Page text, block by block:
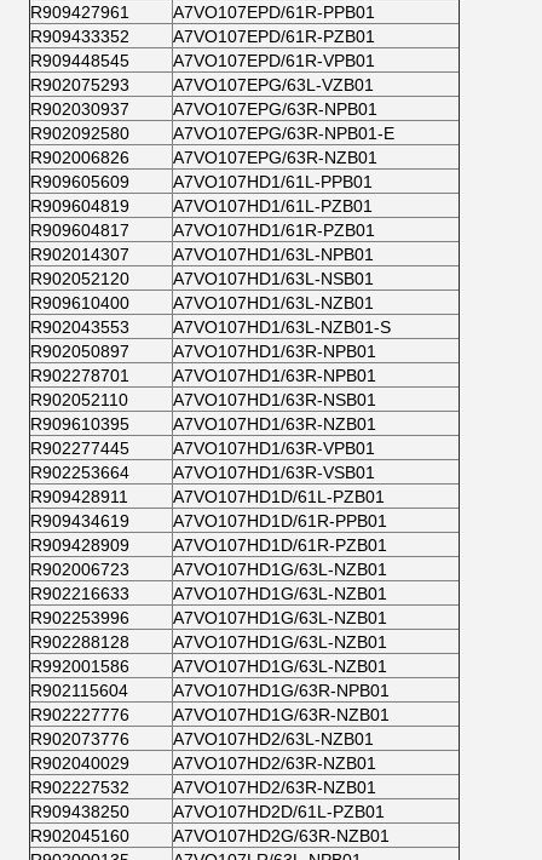
R909427961
A7VO107EPD/61R-PPB01
R909433352
A7VO107EPD/61R-PZB01
R909448545
A7VO107EPD/61R-VPB01
R902075293
A7VO107EPG/63L-VZB01
R902030937
A7VO107EPG/63R-NPB01
R902092580
A7VO107EPG/63R-NPB01-E
R902006826
A7VO107EPG/63R-NZB01
R909605609
A7VO107HD1/61L-PPB01
R909604819
A7VO107HD1/61L-PZB01
R909604817
A7VO107HD1/61R-PZB01
R902014307
A7VO107HD1/63L-NPB01
R902052120
A7VO107HD1/63L-NSB01
R909610400
A7VO107HD1/63L-NZB01
R902043553
A7VO107HD1/63L-NZB01-S
R902050897
A7VO107HD1/63R-NPB01
R902278701
A7VO107HD1/63R-NPB01
R902052110
A7VO107HD1/63R-NSB01
R909610395
A7VO107HD1/63R-NZB01
R902277445
A7VO107HD1/63R-VPB01
R902253664
A7VO107HD1/63R-VSB01
R909428911
A7VO107HD1D/61L-PZB01
R909434619
A7VO107HD1D/61R-PPB01
R909428909
A7VO107HD1D/61R-PZB01
R902006723
A7VO107HD1G/63L-NZB01
R902216633
A7VO107HD1G/63L-NZB01
R902253996
A7VO107HD1G/63L-NZB01
R902288128
A7VO107HD1G/63L-NZB01
R992001586
A7VO107HD1G/63L-NZB01
R902115604
A7VO107HD1G/63R-NPB01
R902227776
A7VO107HD1G/63R-NZB01
R902073776
A7VO107HD2/63L-NZB01
R902040029
A7VO107HD2/63R-NZB01
R902227532
A7VO107HD2/63R-NZB01
R909438250
A7VO107HD2D/61L-PZB01
R902045160
A7VO107HD2G/63R-NZB01